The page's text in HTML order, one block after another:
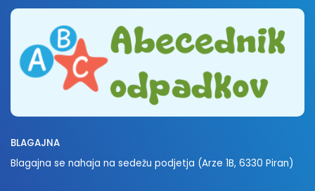
BLAGAJNA
Blagajna se nahaja na sedežu podjetja (Arze 1B, 6330 Piran)